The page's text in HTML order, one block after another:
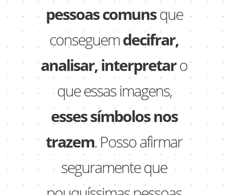
pessoas comunsque
conseguemdecifrar,
analisar, interpretaro
que essas imagens,
esses símbolos nos
trazem. Posso afirmar
seguramente que